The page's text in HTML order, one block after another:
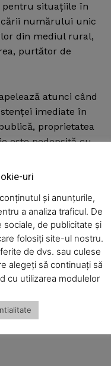
pentru situaţiile în
numărului unic
din mediul rural,
purtător de
atunci când
imediate în
proprietatea
este pedepsită cu
/ În marele
iar se tratează
uri
și anunțurile,
a analiza traficul. De
de publicitate și
folosiți site-ul nostru.
de dvs. sau culese
alegeți să continuați să
cu utilizarea modulelor